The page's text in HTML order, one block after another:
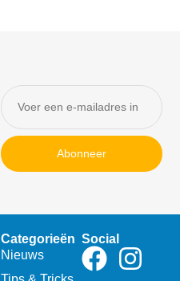
Abonneer
Categorieën
Nieuws
Social